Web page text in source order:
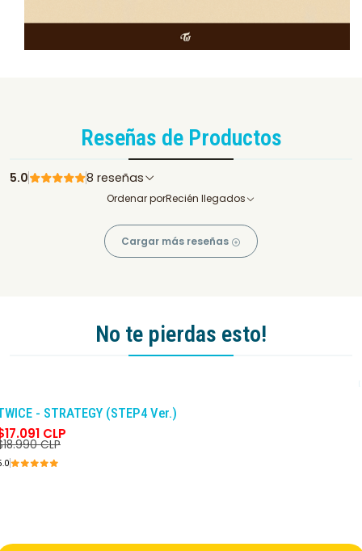
Reseñas de Productos
5.0 8 reseñas
Ordenar porRecién llegados
Cargar más reseñas
No te pierdas esto!
- STRATEGY (STEP4 Ver.)
CLP
CLP